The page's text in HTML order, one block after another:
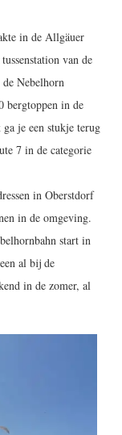
in de Allgäuer
van de
Nebelhorn
bergtoppen in de
je een stukje terug
7 in de categorie
in Oberstdorf
in de omgeving.
start in
al bij de
in de zomer, al